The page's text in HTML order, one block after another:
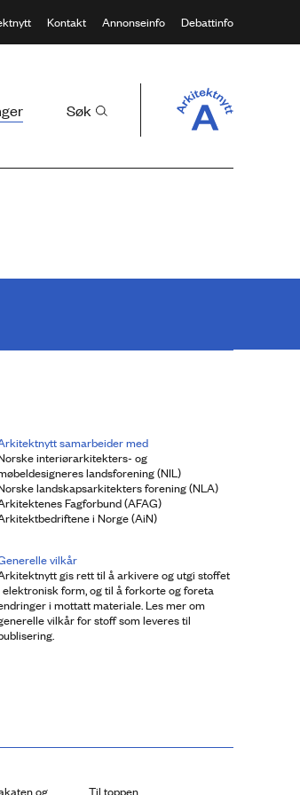
Kontakt Annonseinfo Debattinfo
Søk
samarbeider med
interiørarkitekters- og
landsforening (NIL)
landskapsarkitekters forening (NLA)
Fagforbund (AFAG)
i Norge (AiN)
vilkår
gis rett til å arkivere og utgi stoffet
elektronisk form, og til å forkorte og foreta
i mottatt materiale. Les mer om
vilkår for stoff som leveres til
og Til toppen